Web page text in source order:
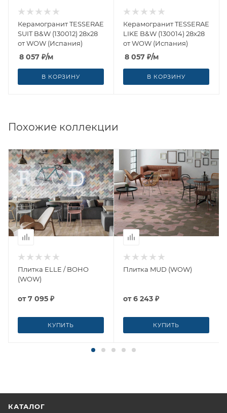
Керамогранит TESSERAE
SUIT B&W (130012) 28x28
от WOW (Испания)
8 057 ₽/м
В КОРЗИНУ
Керамогранит TESSERAE
LIKE B&W (130014) 28x28
от WOW (Испания)
8 057 ₽/м
В КОРЗИНУ
Похожие коллекции
Плитка ELLE / BOHO
(WOW)
от7 095 ₽
КУПИТЬ
Плитка MUD (WOW)
от6 243 ₽
КУПИТЬ
КАТАЛОГ